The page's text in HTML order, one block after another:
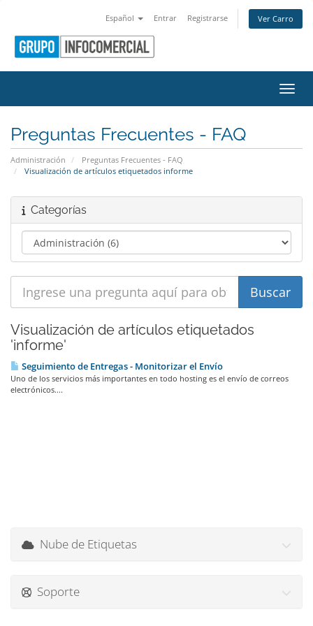
Español Entrar Registrarse Ver Carro
Preguntas Frecuentes - FAQ
Administración
Preguntas Frecuentes - FAQ
Visualización de artículos etiquetados informe
Categorías
Visualización de artículos etiquetados
'informe'
Seguimiento de Entregas - Monitorizar el Envío
Uno de los servicios más importantes en todo hosting es el envío de correos
electrónicos....
Nube de Etiquetas
Soporte